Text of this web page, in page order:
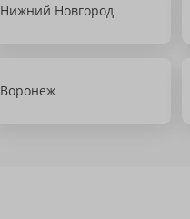
Нижний Новгород
Воронеж